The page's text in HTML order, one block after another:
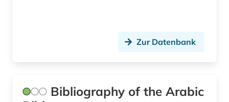
Zur Datenbank
Bibliography of the Arabic